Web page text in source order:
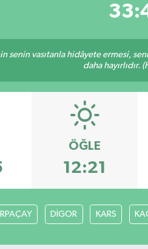
senin vasıtanla hidâyete ermesi,
daha hayırlıdır.
ÖĞLE
12:21
DİGOR KARS